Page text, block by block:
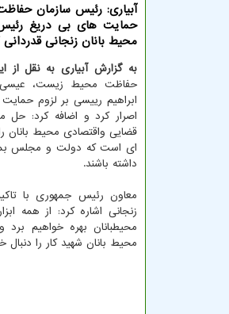
آبیاری: رئیس سازمان
حمایت های بی دریغ رئیس
محیط بانان زنجانی قدردانی
به گزارش آبیاری به نقل از
حفاظت محیط زیست، عیسی
ابراهیم رییسی بر لزوم
اصرار کرد و اضافه کرد:
قضایی واقتصادی محیط بانان
ای است که دولت و مجلس
داشته باشند.
معاون رئیس جمهوری با
زنجانی اشاره کرد: از همه
محیطبانان بهره خواهیم
محیط بانان شهید کار را دنبال